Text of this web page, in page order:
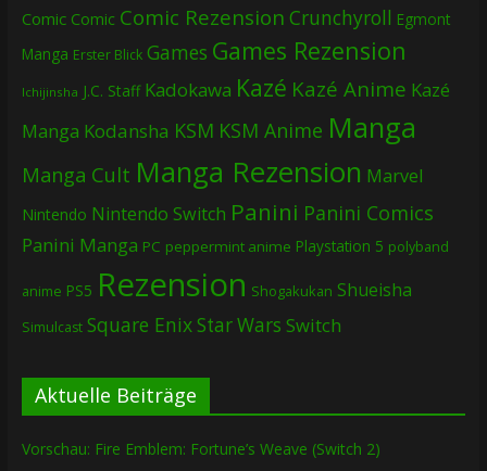
Comic Comic Comic Rezension Crunchyroll Egmont
Manga Erster Blick Games Games Rezension
Ichijinsha J.C. Staff Kadokawa Kazé Kazé Anime Kazé
Manga Kodansha KSM KSM Anime Manga
Manga Cult Manga Rezension Marvel
Nintendo Nintendo Switch Panini Panini Comics
Panini Manga PC peppermint anime Playstation 5 polyband
anime PS5 Rezension Shogakukan Shueisha
Simulcast Square EnixStar Wars Switch
Aktuelle Beiträge
Vorschau: Fire Emblem: Fortune’s Weave (Switch 2)